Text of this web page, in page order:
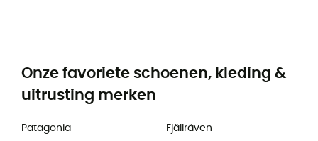
Onze favoriete schoenen, kleding &
uitrusting merken
Patagonia
Fjällräven